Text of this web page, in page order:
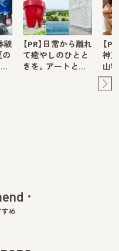
験
の
…
【PR】日常から離れ
て癒やしのひとと
きを。アートと…
【
神
山
すめ